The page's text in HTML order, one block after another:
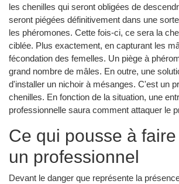
les chenilles qui seront obligées de
seront piégées définitivement dans une
les phéromones. Cette fois-ci, ce sera la
ciblée. Plus exactement, en capturant les
fécondation des femelles. Un piège à
grand nombre de mâles. En outre, une
d'installer un nichoir à mésanges. C'est un
chenilles. En fonction de la situation, une
professionnelle saura comment attaquer le
Ce qui pousse à
un professionnel
Devant le danger que représente la